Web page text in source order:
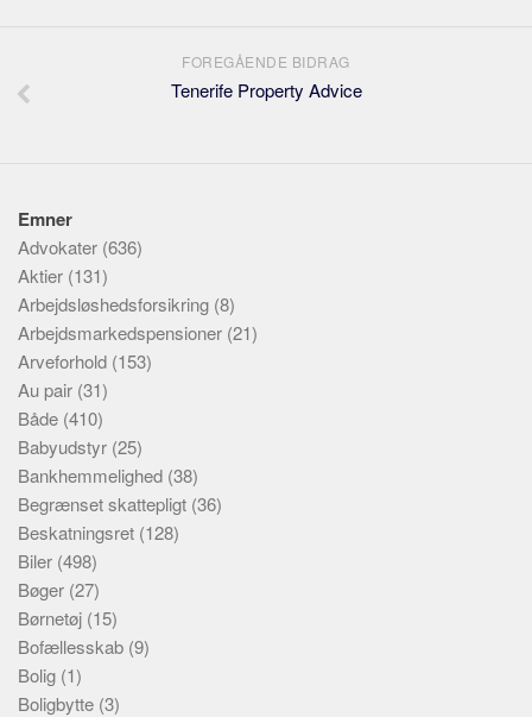
FOREGÅENDE BIDRAG
Tenerife Property Advice
Emner
Advokater (636)
Aktier (131)
Arbejdsløshedsforsikring (8)
Arbejdsmarkedspensioner (21)
Arveforhold (153)
Au pair (31)
Både (410)
Babyudstyr (25)
Bankhemmelighed (38)
Begrænset skattepligt (36)
Beskatningsret (128)
Biler (498)
Bøger (27)
Børnetøj (15)
Bofællesskab (9)
Bolig (1)
Boligbytte (3)